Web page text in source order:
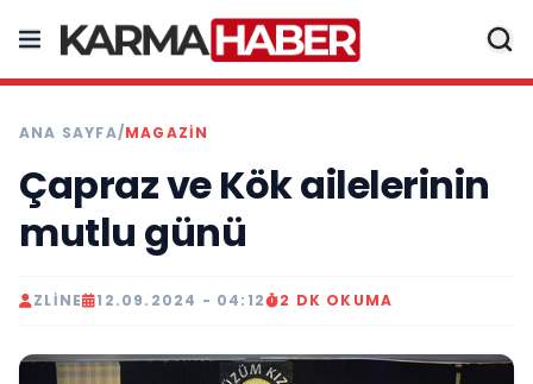
ANA SAYFA/MAGAZIN
Çapraz ve Kök ailelerinin
mutlu günü
ZLINE 12.09.2024 - 04:12 2 DK OKUMA